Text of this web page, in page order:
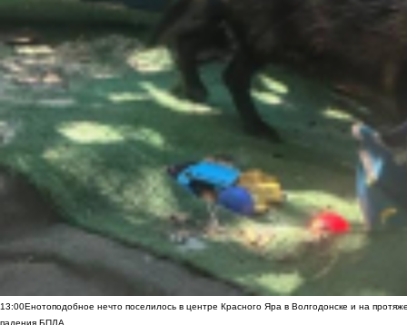
13:00Енотоподобное нечто поселилось в центре Красного Яра в Волгодонске и на
падения БПЛА